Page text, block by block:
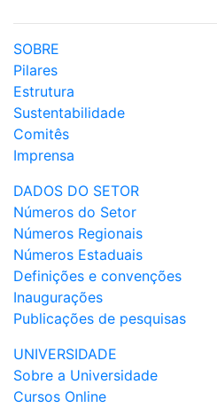
SOBRE
Pilares
Estrutura
Sustentabilidade
Comitês
Imprensa
DADOS DO SETOR
Números do Setor
Números Regionais
Números Estaduais
Definições e convenções
Inaugurações
Publicações de pesquisas
UNIVERSIDADE
Sobre a Universidade
Cursos Online